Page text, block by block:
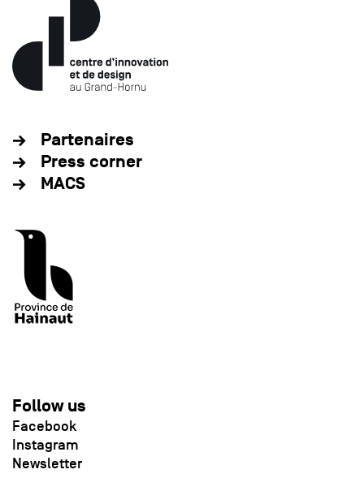
Partenaires
Press corner
MACS
Follow us
Facebook
Instagram
Newsletter